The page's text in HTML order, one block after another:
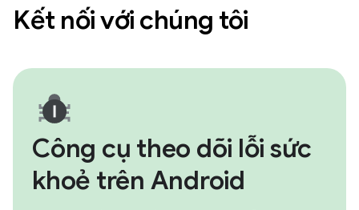
Kết nối với chúng tôi
Công cụ theo dõi lỗi sức
khoẻ trên Android